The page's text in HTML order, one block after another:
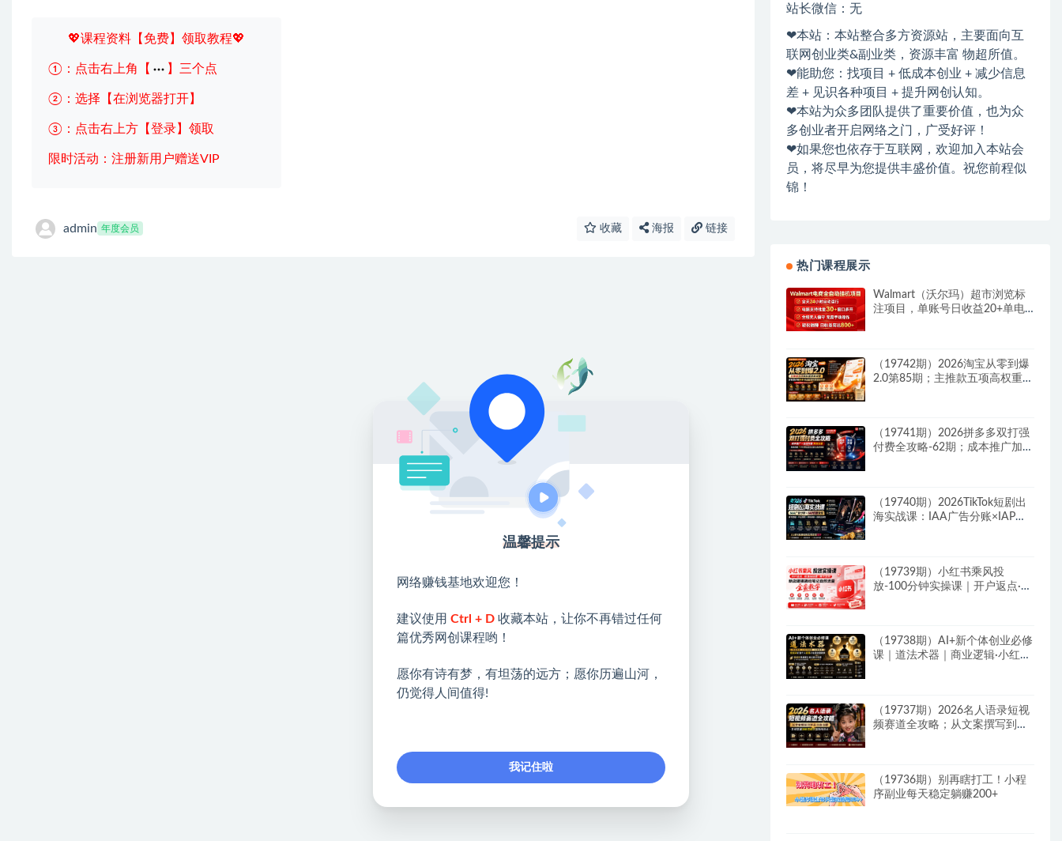
💖课程资料【免费】领取教程💖
①：点击右上角【 】三个点
②：选择【在浏览器打开】
③：点击右上方【登录】领取
限时活动：注册新用户赠送VIP
admin 年度会员 收藏 海报 链接
站长微信：无
❤本站：本站整合多方资源站，主要面向互
联网创业类&副业类，资源丰富 物超所值。
❤能助您：找项目 + 低成本创业 + 减少信息
差 + 见识各种项目 + 提升网创认知。
❤本站为众多团队提供了重要价值，也为众
多创业者开启网络之门，广受好评！
❤如果您也依存于互联网，欢迎加入本站会
员，将尽早为您提供丰盛价值。祝您前程似
锦！
热门课程展示
Walmart（沃尔玛）超市浏览标
注项目，单账号日收益20+单电
（19742期）2026淘宝从零到爆
2.0第85期；主推款五项高权重初
（19741期）2026拼多多双打强
付费全攻略-62期；成本推广加托
（19740期）2026TikTok短剧出
海实战课：IAA广告分账×IAP付
（19739期）小红书乘风投
放-100分钟实操课｜开户返点·标
（19738期）AI+新个体创业必修
课｜道法术器｜商业逻辑·小红书
（19737期）2026名人语录短视
频赛道全攻略；从文案撰写到声
（19736期）别再瞎打工！小程
序副业每天稳定躺赚200+
温馨提示
网络赚钱基地欢迎您！
建议使用 Ctrl + D 收藏本站，让你不再错过任何
篇优秀网创课程哟！
愿你有诗有梦，有坦荡的远方；愿你历遍山河，
仍觉得人间值得!
我记住啦